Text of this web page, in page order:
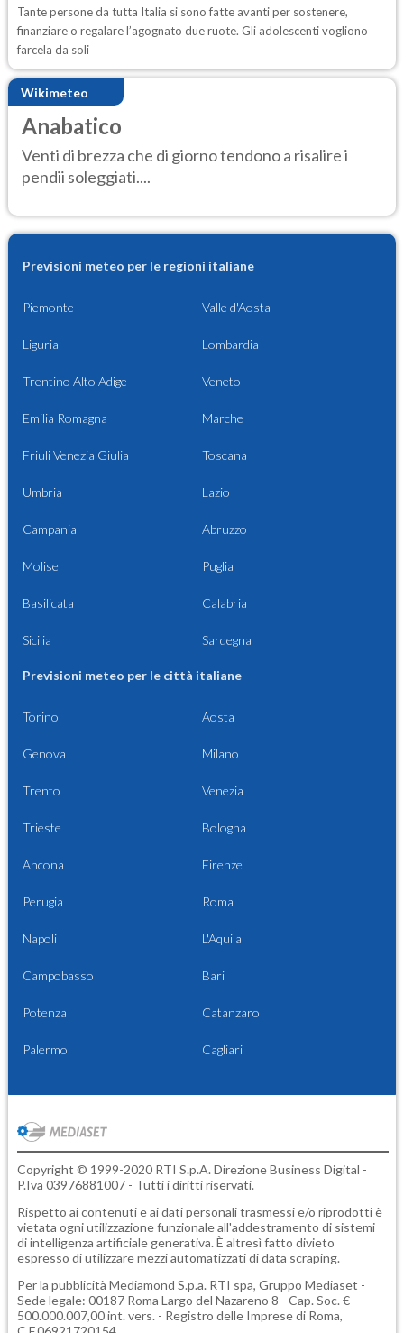
Tante persone da tutta Italia si sono fatte avanti per sostenere,
finanziare o regalare l’agognato due ruote. Gli adolescenti vogliono
farcela da soli
Wikimeteo
Anabatico
Venti di brezza che di giorno tendono a risalire i
pendii soleggiati....
Previsioni meteo per le regioni italiane
Piemonte Valle d'Aosta
Liguria Lombardia
Trentino Alto Adige Veneto
Emilia Romagna Marche
Friuli Venezia Giulia Toscana
Umbria Lazio
Campania Abruzzo
Molise Puglia
Basilicata Calabria
Sicilia Sardegna
Previsioni meteo per le città italiane
Torino Aosta
Genova Milano
Trento Venezia
Trieste Bologna
Ancona Firenze
Perugia Roma
Napoli L'Aquila
Campobasso Bari
Potenza Catanzaro
Palermo Cagliari
Copyright © 1999-2020 RTI S.p.A. Direzione Business Digital -
P.Iva 03976881007 - Tutti i diritti riservati.
Rispetto ai contenuti e ai dati personali trasmessi e/o riprodotti è
vietata ogni utilizzazione funzionale all'addestramento di sistemi
di intelligenza artificiale generativa. È altresì fatto divieto
espresso di utilizzare mezzi automatizzati di data scraping.
Per la pubblicità Mediamond S.p.a. RTI spa, Gruppo Mediaset -
Sede legale: 00187 Roma Largo del Nazareno 8 - Cap. Soc. €
500.000.007,00 int. vers. - Registro delle Imprese di Roma,